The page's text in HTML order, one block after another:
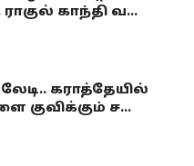
காந்தி வ...
லேடி.. கராத்தேயில்
குவிக்கும் ச...